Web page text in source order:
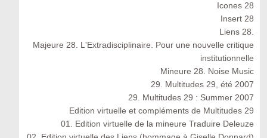
Icones 28
Insert 28
Liens 28.
Majeure 28. L'Extradisciplinaire. Pour une nouvelle critique
institutionnelle
Mineure 28. Noise Music
29. Multitudes 29, été 2007
29. Multitudes 29 : Summer 2007
Edition virtuelle et compléments de Multitudes 29
01. Edition virtuelle de la mineure Traduire Deleuze